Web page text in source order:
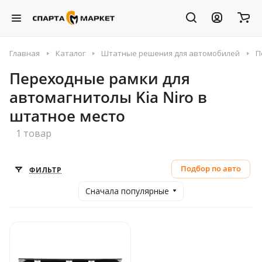
Главная Каталог Штатные решения для автомобилей
Переходные рамки для
автомагнитолы Kia Niro в
штатное место
1 товар
ФИЛЬТР Подбор по авто
Сначала популярные